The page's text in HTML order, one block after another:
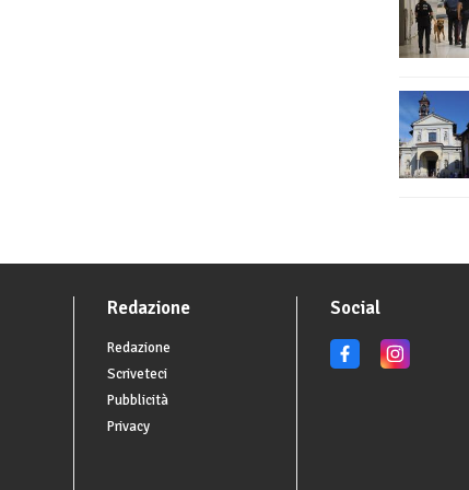
Redazione
Redazione
Scriveteci
Pubblicità
Privacy
Social